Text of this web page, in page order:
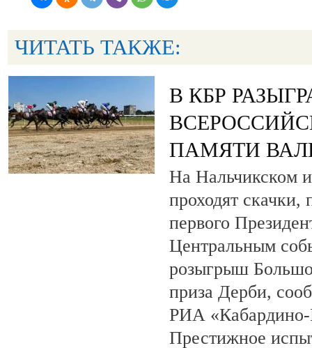
ЧИТАТЬ ТАКЖЕ:
В КБР
ПАМЯТИ
На Нальчикском
проходят
первого
Центральным
розыгрыш
приза Дерби,
РИА «Кабардино-
Престижное